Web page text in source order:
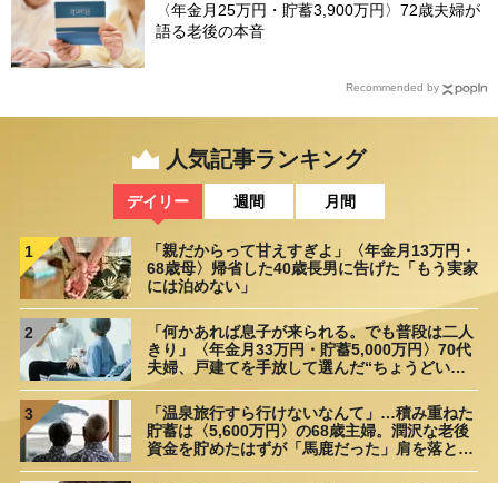
〈年金月25万円・貯蓄3,900万円〉72歳夫婦が
語る老後の本音
Recommended by
人気記事ランキング
デイリー 週間 月間
1
「親だからって甘えすぎよ」〈年金月13万円・
68歳母〉帰省した40歳長男に告げた「もう実家
には泊めない」
2
「何かあれば息子が来られる。でも普段は二人
きり」〈年金月33万円・貯蓄5,000万円〉70代
夫婦、戸建てを手放して選んだ“ちょうどいい
3
「温泉旅行すら行けないなんて」…積み重ねた
貯蓄は〈5,600万円〉の68歳主婦。潤沢な老後
資金を貯めたはずが「馬鹿だった」肩を落とす